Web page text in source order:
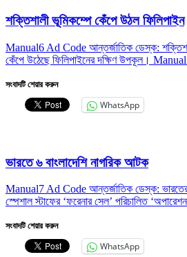
শক্তিশালী ভূমিকম্পে কেঁপে উঠল ফিলিপাইন
Manual6 Ad Code আন্তর্জাতিক ডেস্ক:
কেঁপে উঠেছে ফিলিপাইনের দক্ষিণ উপকূল।
সংবাদটি শেয়ার করুন
WhatsApp
ভারতে ৬ বাংলাদেশি নাগরিক আটক
Manual7 Ad Code আন্তর্জাতিক ডেস্ক: ভারতের
স্পেশাল স্টাফের ‘ফরেনার সেল’ পরিচালিত
সংবাদটি শেয়ার করুন
WhatsApp